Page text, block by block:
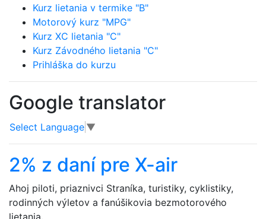
Kurz lietania v termike "B"
Motorový kurz "MPG"
Kurz XC lietania "C"
Kurz Závodného lietania "C"
Prihláška do kurzu
Google translator
Select Language ▼
2% z daní pre X-air
Ahoj piloti, priaznivci Straníka, turistiky, cyklistiky,
rodinných výletov a fanúšikovia bezmotorového
lietania.